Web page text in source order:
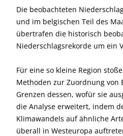
Die beobachteten
und im belgischen Teil des
übertrafen die historisch
Niederschlagsrekorde um ein
Für eine so kleine Region
Methoden zur Zuordnung von
Grenzen dessen, wofür sie
die Analyse erweitert, indem
Klimawandels auf ähnliche
überall in Westeuropa